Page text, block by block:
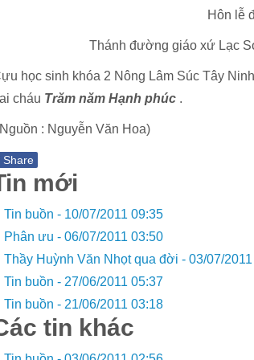
Hôn lễ
Thánh đường giáo xứ Lạc
học sinh khóa 2 Nông Lâm Súc Tây
cháu Trăm năm Hạnh phúc .
: Nguyễn Văn Hoa)
Share
mới
Tin buồn - 10/07/2011 09:35
Phân ưu -06/07/2011 03:50
Thầy Huỳnh Văn Nhọt qua đời -03/07/
Tin buồn - 27/06/2011 05:37
Tin buồn - 21/06/2011 03:18
tin khác